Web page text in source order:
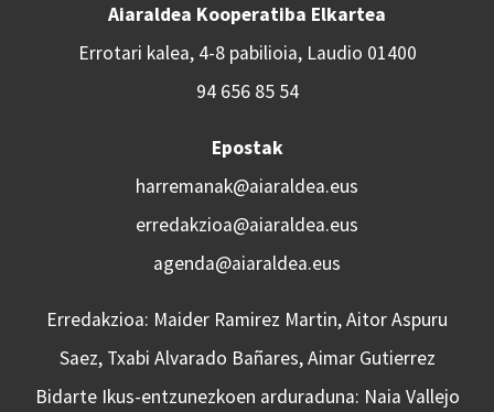
Aiaraldea Kooperatiba Elkartea
Errotari kalea, 4-8 pabilioia, Laudio 01400
94 656 85 54
Epostak
harremanak@aiaraldea.eus
erredakzioa@aiaraldea.eus
agenda@aiaraldea.eus
Erredakzioa: Maider Ramirez Martin, Aitor Aspuru
Saez, Txabi Alvarado Bañares, Aimar Gutierrez
Bidarte Ikus-entzunezkoen arduraduna: Naia Vallejo